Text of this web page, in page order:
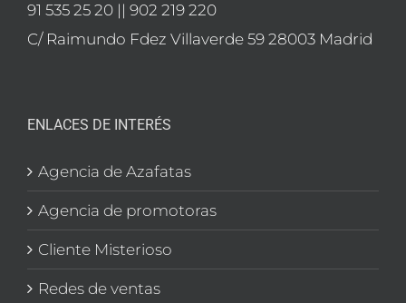
91 535 25 20 || 902 219 220
C/ Raimundo Fdez Villaverde 59 28003 Madrid
ENLACES DE INTERÉS
Agencia de Azafatas
Agencia de promotoras
Cliente Misterioso
Redes de ventas